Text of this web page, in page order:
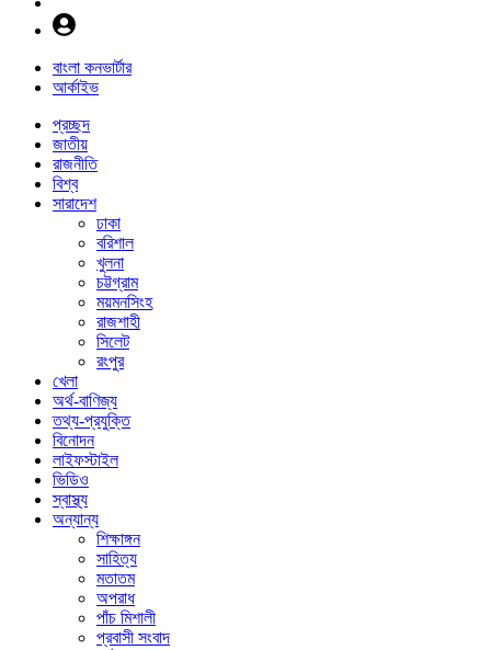
বাংলা কনভার্টার
আর্কাইভ
প্রচ্ছদ
জাতীয়
রাজনীতি
বিশ্ব
সারাদেশ
ঢাকা
বরিশাল
খুলনা
চট্টগ্রাম
ময়মনসিংহ
রাজশাহী
সিলেট
রংপুর
খেলা
অর্থ-বাণিজ্য
তথ্য-প্রযুক্তি
বিনোদন
লাইফস্টাইল
ভিডিও
স্বাস্থ্য
অন্যান্য
শিক্ষাঙ্গন
সাহিত্য
মতাতম
অপরাধ
পাঁচ মিশালী
প্রবাসী সংবাদ